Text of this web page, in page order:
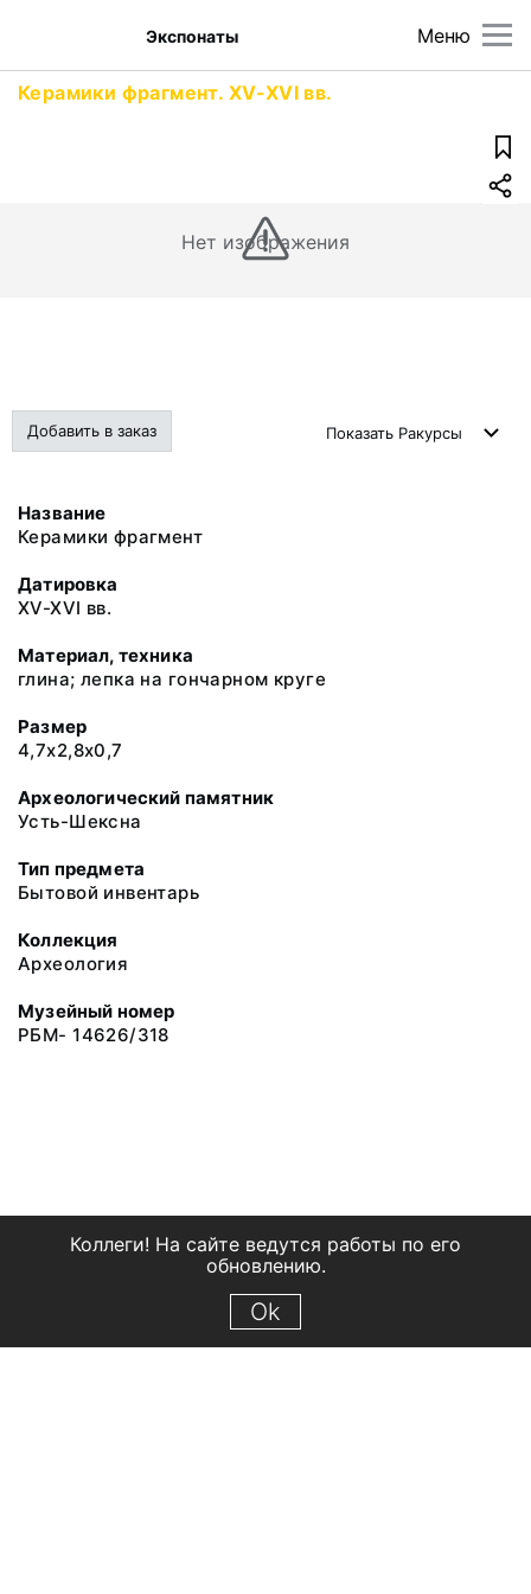
Меню
Экспонаты
Керамики фрагмент. XV-XVI вв.
Нет изображения
Добавить в заказ Показать Ракурсы
Название
Керамики фрагмент
Датировка
XV-XVI вв.
Материал, техника
глина; лепка на гончарном круге
Размер
4,7х2,8х0,7
Археологический памятник
Усть-Шексна
Тип предмета
Бытовой инвентарь
Коллекция
Археология
Музейный номер
РБМ- 14626/318
Коллеги! На сайте ведутся работы по его
обновлению.
Ok